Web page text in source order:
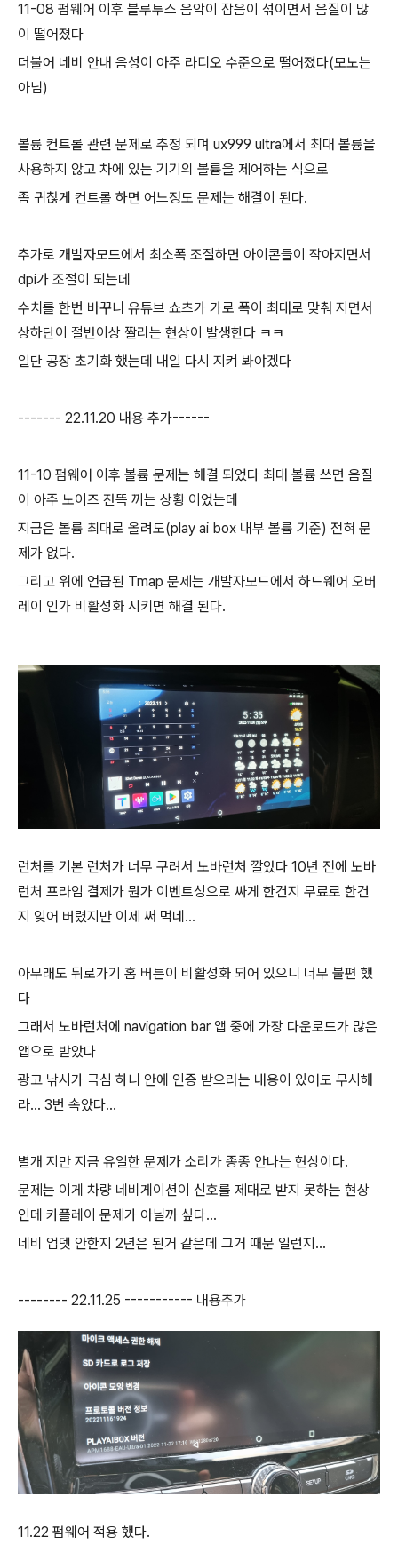
11-08 펌웨어 이후 블루투스 음악이 잡음이 섞이면서 음질이 많
이 떨어졌다
더불어 네비 안내 음성이 아주 라디오 수준으로 떨어졌다(모노는
아님)
볼륨 컨트롤 관련 문제로 추정 되며 ux999 ultra에서 최대 볼륨을
사용하지 않고 차에 있는 기기의 볼륨을 제어하는 식으로
좀 귀찮게 컨트롤 하면 어느정도 문제는 해결이 된다.
추가로 개발자모드에서 최소폭 조절하면 아이콘들이 작아지면서
dpi가 조절이 되는데
수치를 한번 바꾸니 유튜브 쇼츠가 가로 폭이 최대로 맞춰 지면서
상하단이 절반이상 짤리는 현상이 발생한다 ㅋㅋ
일단 공장 초기화 했는데 내일 다시 지켜 봐야겠다
------- 22.11.20 내용 추가------
11-10 펌웨어 이후 볼륨 문제는 해결 되었다 최대 볼륨 쓰면 음질
이 아주 노이즈 잔뜩 끼는 상황 이었는데
지금은 볼륨 최대로 올려도(play ai box 내부 볼륨 기준) 전혀 문
제가 없다.
그리고 위에 언급된 Tmap 문제는 개발자모드에서 하드웨어 오버
레이 인가 비활성화 시키면 해결 된다.
런처를 기본 런처가 너무 구려서 노바런처 깔았다 10년 전에 노바
런처 프라임 결제가 뭔가 이벤트성으로 싸게 한건지 무료로 한건
지 잊어 버렸지만 이제 써 먹네...
아무래도 뒤로가기 홈 버튼이 비활성화 되어 있으니 너무 불편 했
다
그래서 노바런처에 navigation bar 앱 중에 가장 다운로드가 많은
앱으로 받았다
광고 낚시가 극심 하니 안에 인증 받으라는 내용이 있어도 무시해
라... 3번 속았다...
별개 지만 지금 유일한 문제가 소리가 종종 안나는 현상이다.
문제는 이게 차량 네비게이션이 신호를 제대로 받지 못하는 현상
인데 카플레이 문제가 아닐까 싶다...
네비 업뎃 안한지 2년은 된거 같은데 그거 때문 일런지...
-------- 22.11.25 ----------- 내용추가
11.22 펌웨어 적용 했다.